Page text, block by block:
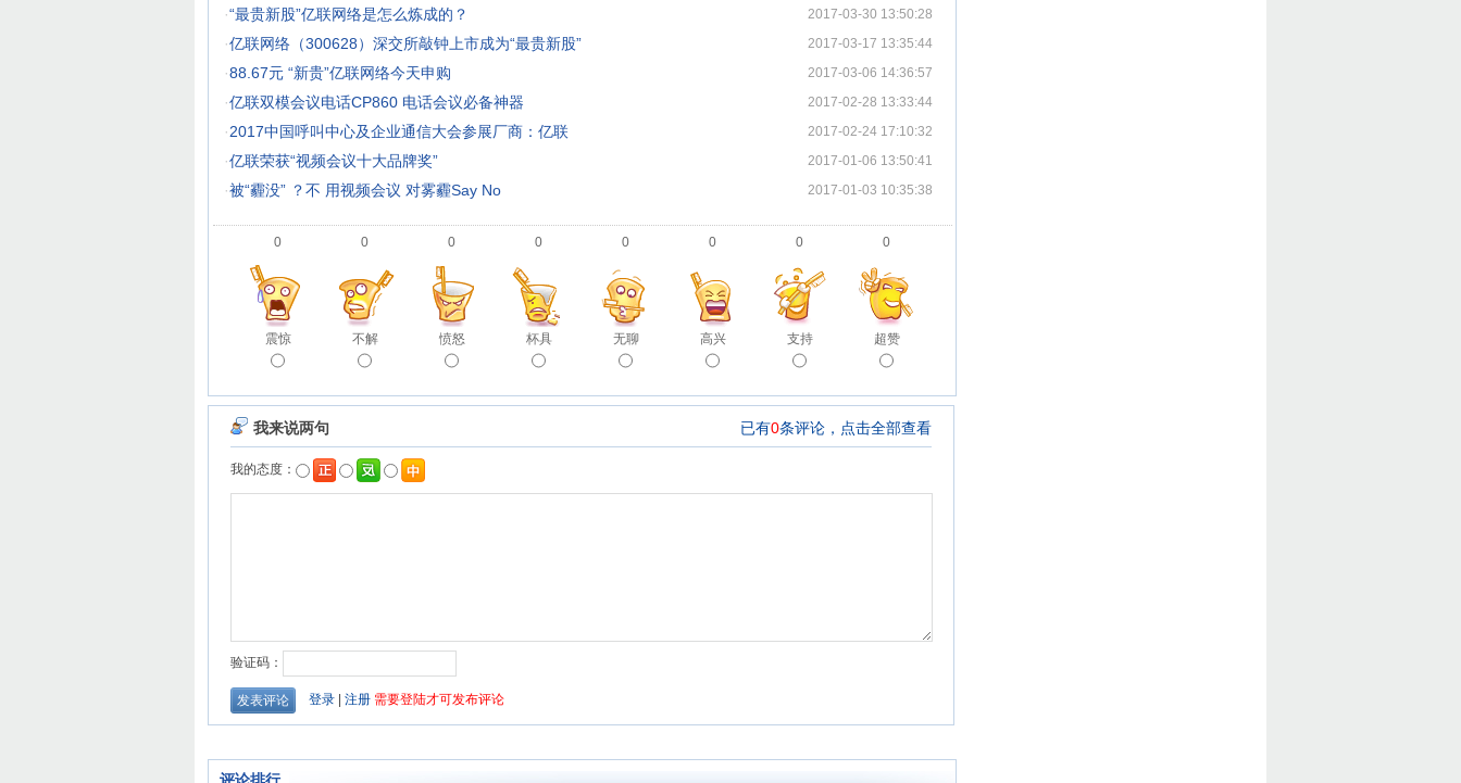
·“最贵新股”亿联网络是怎么炼成的？ 2017-03-30 13:50:28
·亿联网络（300628）深交所敲钟上市成为“最贵新股” 2017-03-17 13:35:44
·88.67元 “新贵”亿联网络今天申购 2017-03-06 14:36:57
·亿联双模会议电话CP860 电话会议必备神器 2017-02-28 13:33:44
·2017中国呼叫中心及企业通信大会参展厂商：亿联 2017-02-24 17:10:32
·亿联荣获“视频会议十大品牌奖” 2017-01-06 13:50:41
·被“霾没” ？不 用视频会议 对雾霾Say No 2017-01-03 10:35:38
0
震惊
0
不解
0
愤怒
0
杯具
0
无聊
0
高兴
0
支持
0
超赞